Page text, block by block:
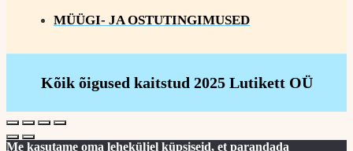
MÜÜGI- JA OSTUTINGIMUSED
Kõik õigused kaitstud 2025 Lutikett OÜ
Me kasutame oma leheküljel küpsiseid, et parandada